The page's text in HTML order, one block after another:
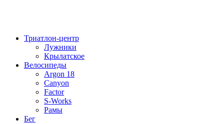
Триатлон-центр
Лужники
Крылатское
Велосипеды
Argon 18
Canyon
Factor
S-Works
Рамы
Бег